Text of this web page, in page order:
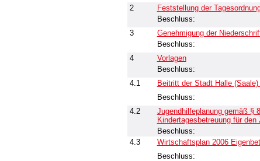
2
Feststellung der
Beschluss:
3
Genehmigung der
Beschluss:
4
Vorlagen
Beschluss:
4.1 Beitritt der Stadt Halle
Beschluss:
4.2
Jugendhilfeplanung gemäß §
Kindertagesbetreuung für
Beschluss:
4.3
Wirtschaftsplan 2006
Beschluss: